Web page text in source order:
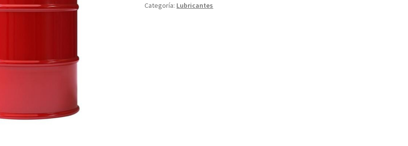
Categoría: Lubricantes